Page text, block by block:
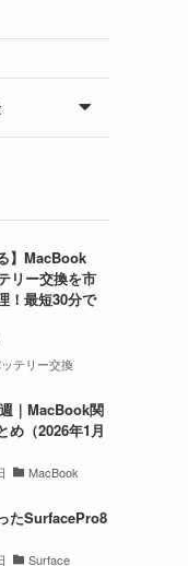
】MacBook
リー交換を市
！最短30分で
テリー交換
｜MacBook関
め（2026年1月
MacBook
たSurfacePro8
Surface